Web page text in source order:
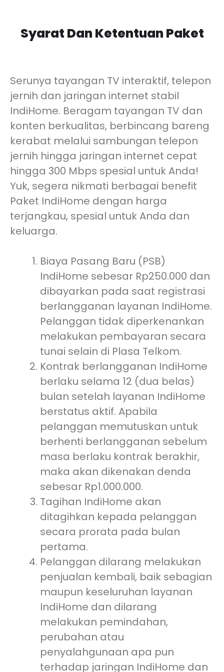
Syarat Dan Ketentuan Paket
Serunya tayangan TV interaktif, telepon
jernih dan jaringan internet stabil
IndiHome. Beragam tayangan TV dan
konten berkualitas, berbincang bareng
kerabat melalui sambungan telepon
jernih hingga jaringan internet cepat
hingga 300 Mbps spesial untuk Anda!
Yuk, segera nikmati berbagai benefit
Paket IndiHome dengan harga
terjangkau, spesial untuk Anda dan
keluarga.
Biaya Pasang Baru (PSB)
IndiHome sebesar Rp250.000 dan
dibayarkan pada saat registrasi
berlangganan layanan IndiHome.
Pelanggan tidak diperkenankan
melakukan pembayaran secara
tunai selain di Plasa Telkom.
Kontrak berlangganan IndiHome
berlaku selama 12 (dua belas)
bulan setelah layanan IndiHome
berstatus aktif. Apabila
pelanggan memutuskan untuk
berhenti berlangganan sebelum
masa berlaku kontrak berakhir,
maka akan dikenakan denda
sebesar Rp1.000.000.
Tagihan IndiHome akan
ditagihkan kepada pelanggan
secara prorata pada bulan
pertama.
Pelanggan dilarang melakukan
penjualan kembali, baik sebagian
maupun keseluruhan layanan
IndiHome dan dilarang
melakukan pemindahan,
perubahan atau
penyalahgunaan apa pun
terhadap jaringan IndiHome dan